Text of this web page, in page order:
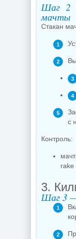
Шаг 2
мачты
Стакан
с
Контроль:
rake
3.
Шаг 3 —